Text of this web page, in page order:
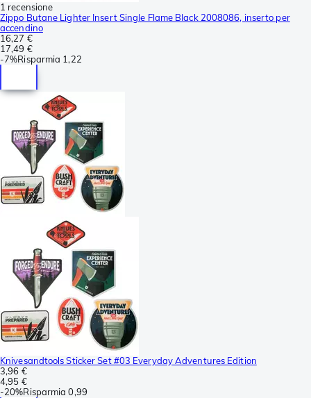
1 recensione
Zippo Butane Lighter Insert Single Flame Black 2008086, inserto per
accendino
16,27 €
17,49 €
-7%Risparmia 1,22
Knivesandtools Sticker Set #03 Everyday Adventures Edition
3,96 €
4,95 €
-20%Risparmia 0,99